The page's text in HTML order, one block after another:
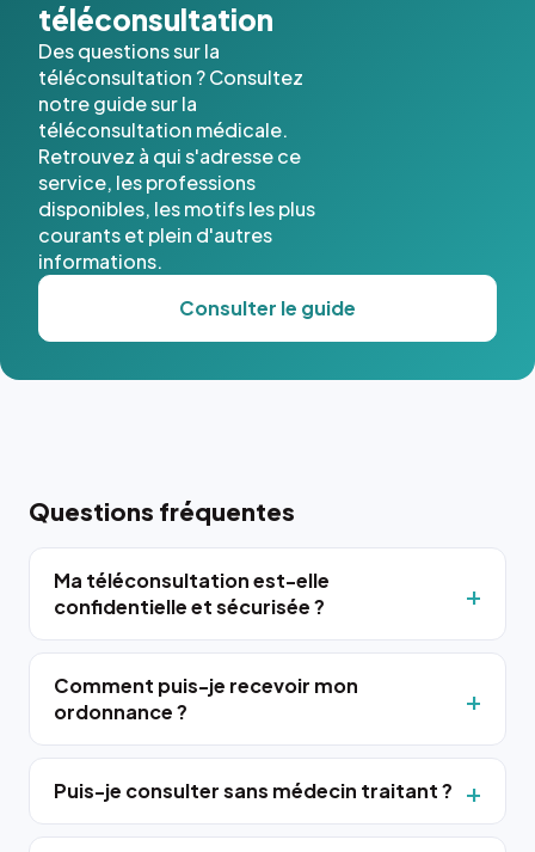
téléconsultation
Des questions sur la
téléconsultation ? Consultez
notre guide sur la
téléconsultation médicale.
Retrouvez à qui s'adresse ce
service, les professions
disponibles, les motifs les plus
courants et plein d'autres
informations.
Consulter le guide
Questions fréquentes
Ma téléconsultation est-elle
confidentielle et sécurisée ?
Comment puis-je recevoir mon
ordonnance ?
Puis-je consulter sans médecin traitant ?